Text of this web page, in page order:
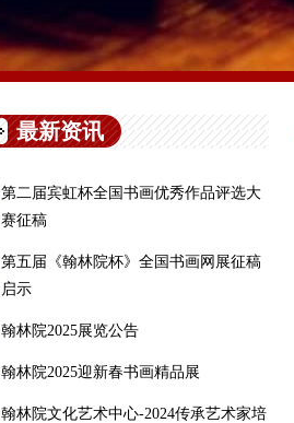
最新资讯
第二届宾虹杯全国书画优秀作品评选大
赛征稿
第五届《翰林院杯》全国书画网展征稿
启示
翰林院2025展览公告
翰林院2025迎新春书画精品展
翰林院文化艺术中心-2024传承艺术家培